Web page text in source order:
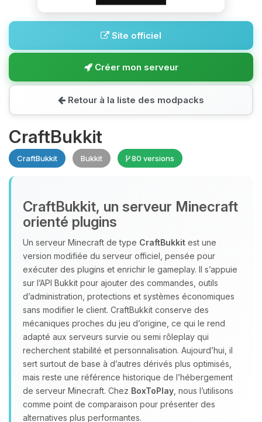
Site officiel
Créer mon serveur
Retour à la liste des modpacks
CraftBukkit
CraftBukkit Bukkit 80 versions
CraftBukkit, un serveur Minecraft
orienté plugins
Un serveur Minecraft de type CraftBukkit est une
version modifiée du serveur officiel, pensée pour
exécuter des plugins et enrichir le gameplay. Il s’appuie
sur l’API Bukkit pour ajouter des commandes, outils
d’administration, protections et systèmes économiques
sans modifier le client. CraftBukkit conserve des
mécaniques proches du jeu d’origine, ce qui le rend
adapté aux serveurs survie ou semi rôleplay qui
recherchent stabilité et personnalisation. Aujourd’hui, il
sert surtout de base à d’autres dérivés plus optimisés,
mais reste une référence historique de l’hébergement
de serveur Minecraft. Chez BoxToPlay , nous l’utilisons
comme point de comparaison pour présenter des
alternatives plus performantes.
Youpi, enfin quelqu’un pour me
parler ! Moi c’est Choupy, ton petit
assistant BoxToPlay. Dis-moi ce dont
tu as besoin et je vais remuer mes
petits circuits pour t’aider.
10/08/2026 à 03:50